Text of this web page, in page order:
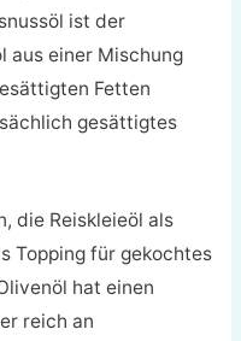
ist der
aus einer Mischung
Fetten
gesättigtes
die Reiskleieöl als
Topping für gekochtes
hat einen
reich an